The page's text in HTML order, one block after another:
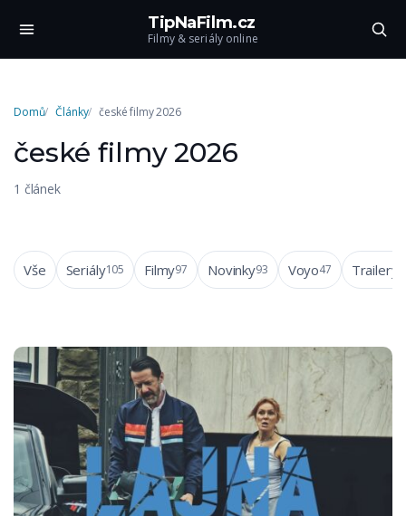
TipNaFilm.cz
Filmy & seriály online
Domů Články české filmy 2026
české filmy 2026
1 článek
Vše Seriály105 Filmy97 Novinky93 Voyo47 Trailery